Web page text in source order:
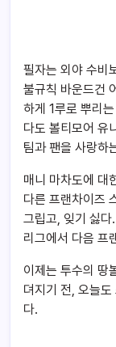
필자는 외야 수비
불규칙 바운드건
하게 1루로 뿌리
다도 볼티모어 유
팀과 팬을 사랑하
매니 마차도에 대
다른 프랜차이즈
그립고, 잊기 싫다
리그에서 다음 프
이제는 투수의 땅
뎌지기 전, 오늘
다.